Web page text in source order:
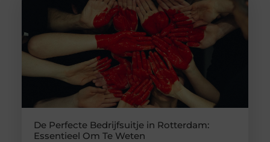
De Perfecte Bedrijfsuitje in Rotterdam:
Essentieel Om Te Weten